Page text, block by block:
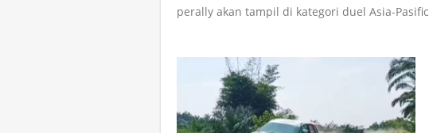
perally akan tampil di kategori duel Asia-Pasific